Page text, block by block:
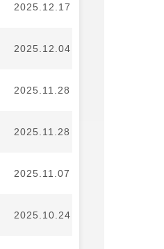
2025.12.17
2025.12.04
2025.11.28
2025.11.28
2025.11.07
2025.10.24